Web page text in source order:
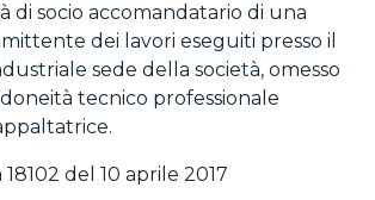
di socio accomandatario di una
dei lavori eseguiti presso il
sede della società, omesso
tecnico professionale
del 10 aprile 2017